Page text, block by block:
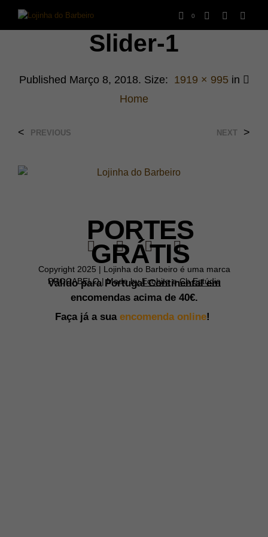
0
Slider-1
Published Março 8, 2018. Size: 1919 × 995 in
Home
< PREVIOUS NEXT >
Copyright 2025 | Lojinha do Barbeiro é uma marca
PROCABELO | Made byEcobiteeCb Estúdio
PORTES
GRÁTIS
Válido para Portugal Continental em
encomendas acima de 40€.
Faça já a sua encomenda online!